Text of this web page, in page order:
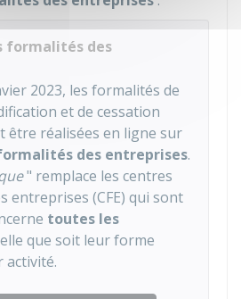
formalités des
2023, les formalités de
et de cessation
être réalisées en ligne sur
des entreprises.
" remplace les centres
entreprises (CFE) qui sont
toutes les
que soit leur forme
activité.